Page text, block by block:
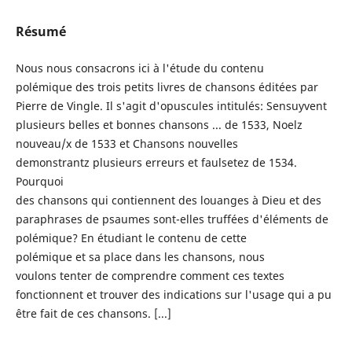
Résumé
Nous nous consacrons ici à l'étude du contenu
polémique des trois petits livres de chansons éditées par
Pierre de Vingle. Il s'agit d'opuscules intitulés: Sensuyvent
plusieurs belles et bonnes chansons ... de 1533, Noelz
nouveau/x de 1533 et Chansons nouvelles
demonstrantz plusieurs erreurs et faulsetez de 1534.
Pourquoi
des chansons qui contiennent des louanges à Dieu et des
paraphrases de psaumes sont-elles truffées d'éléments de
polémique? En étudiant le contenu de cette
polémique et sa place dans les chansons, nous
voulons tenter de comprendre comment ces textes
fonctionnent et trouver des indications sur l'usage qui a pu
être fait de ces chansons. [...]